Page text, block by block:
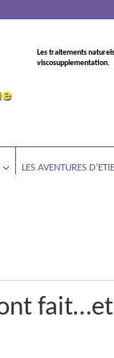
Les traitements
viscosupplementation.
LES AVENTURES
fait…et